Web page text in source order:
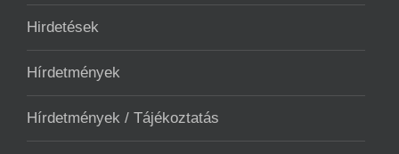
Hirdetések
Hírdetmények
Hírdetmények / Tájékoztatás